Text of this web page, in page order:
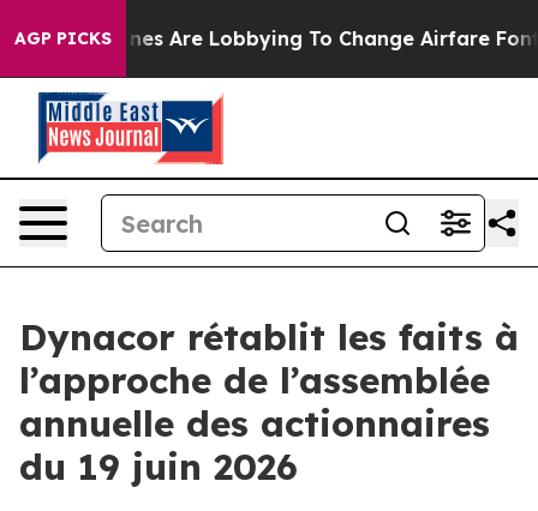
AGP PICKS
Are Lobbying To Change Airfare Font Sizes. It’s
Dynacor rétablit les faits à
l’approche de l’assemblée
annuelle des actionnaires
du 19 juin 2026